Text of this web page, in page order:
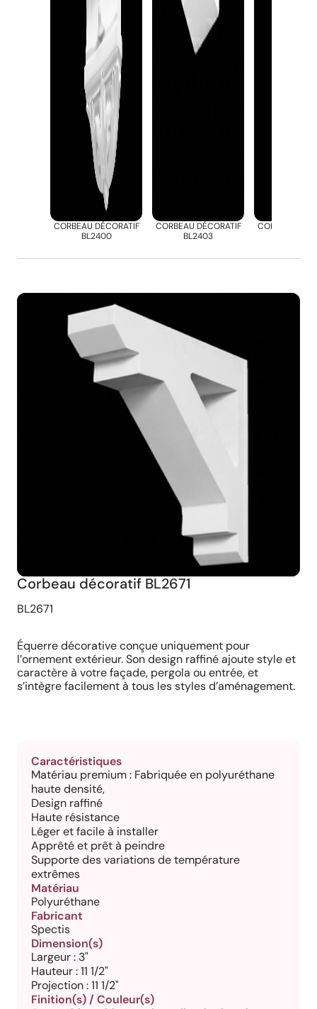
CORBEAU DÉCORATIF
BL2400
CORBEAU DÉCORATIF
BL2403
CORBEAU
Corbeau décoratif BL2671
BL2671
Équerre décorative conçue uniquement pour
l’ornement extérieur. Son design raffiné ajoute style et
caractère à votre façade, pergola ou entrée, et
s’intègre facilement à tous les styles d’aménagement.
Caractéristiques
Matériau premium : Fabriquée en polyuréthane
haute densité,
Design raffiné
Haute résistance
Léger et facile à installer
Apprêté et prêt à peindre
Supporte des variations de température
extrêmes
Matériau
Polyuréthane
Fabricant
Spectis
Dimension(s)
Largeur : 3"
Hauteur : 11 1/2"
Projection : 11 1/2"
Finition(s) / Couleur(s)